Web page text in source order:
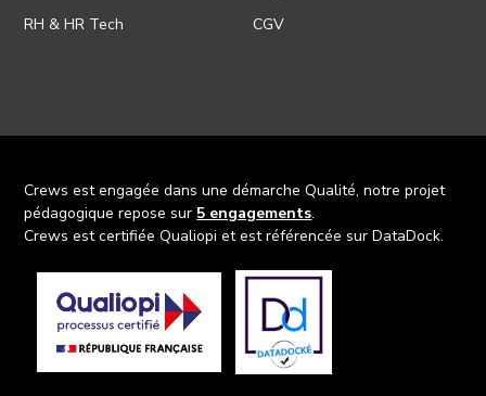
RH & HR Tech
CGV
Crews est engagée dans une démarche Qualité, notre projet
pédagogique repose sur 5 engagements.
Crews est certifiée Qualiopi et est référencée sur DataDock.